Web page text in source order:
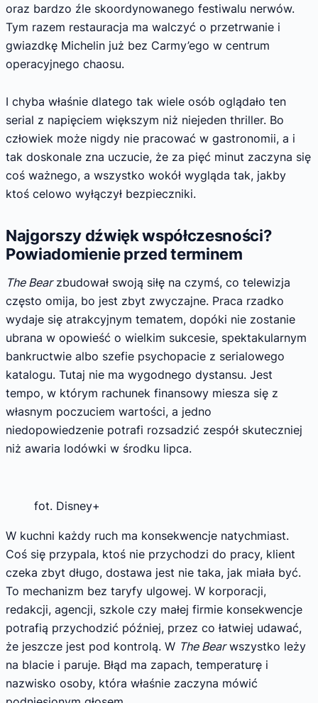
oraz bardzo źle skoordynowanego festiwalu nerwów.
Tym razem restauracja ma walczyć o przetrwanie i
gwiazdkę Michelin już bez Carmy’ego w centrum
operacyjnego chaosu.
I chyba właśnie dlatego tak wiele osób oglądało ten
serial z napięciem większym niż niejeden thriller. Bo
człowiek może nigdy nie pracować w gastronomii, a i
tak doskonale zna uczucie, że za pięć minut zaczyna się
coś ważnego, a wszystko wokół wygląda tak, jakby
ktoś celowo wyłączył bezpieczniki.
Najgorszy dźwięk współczesności?
Powiadomienie przed terminem
The Bearzbudował swoją siłę na czymś, co telewizja
często omija, bo jest zbyt zwyczajne. Praca rzadko
wydaje się atrakcyjnym tematem, dopóki nie zostanie
ubrana w opowieść o wielkim sukcesie, spektakularnym
bankructwie albo szefie psychopacie z serialowego
katalogu. Tutaj nie ma wygodnego dystansu. Jest
tempo, w którym rachunek finansowy miesza się z
własnym poczuciem wartości, a jedno
niedopowiedzenie potrafi rozsadzić zespół skuteczniej
niż awaria lodówki w środku lipca.
fot. Disney+
W kuchni każdy ruch ma konsekwencje natychmiast.
Coś się przypala, ktoś nie przychodzi do pracy, klient
czeka zbyt długo, dostawa jest nie taka, jak miała być.
To mechanizm bez taryfy ulgowej. W korporacji,
redakcji, agencji, szkole czy małej firmie konsekwencje
potrafią przychodzić później, przez co łatwiej udawać,
że jeszcze jest pod kontrolą. W The Bearwszystko leży
na blacie i paruje. Błąd ma zapach, temperaturę i
nazwisko osoby, która właśnie zaczyna mówić